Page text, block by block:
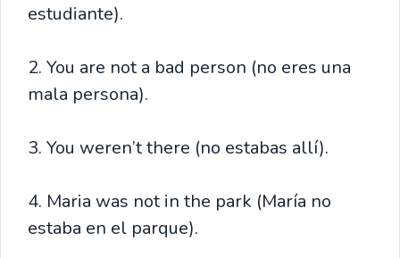
estudiante).
2. You are not a bad person (no eres una
mala persona).
3. You weren’t there (no estabas allí).
4. Maria was not in the park (María no
estaba en el parque).